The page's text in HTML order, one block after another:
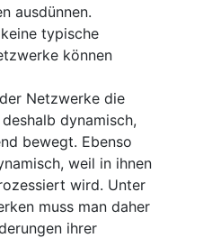
ausdünnen.
typische
können
Netzwerke die
dynamisch,
bewegt. Ebenso
weil in ihnen
wird. Unter
muss man daher
ihrer